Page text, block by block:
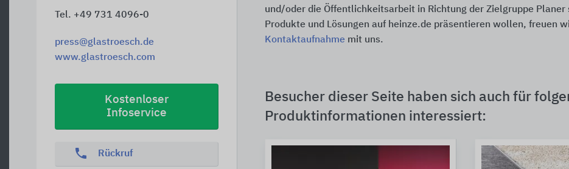
Tel. +49 731 4096-0
press@glastroesch.de
www.glastroesch.com
Kostenloser
Infoservice
phone Rückruf
und/oder die Öffentlichkeitsarbeit in Richtung der Zielgruppe Planer
Produkte und Lösungen auf heinze.de präsentieren wollen, freuen
Kontaktaufnahme mit uns.
Besucher dieser Seite haben sich auch für
Produktinformationen interessiert: